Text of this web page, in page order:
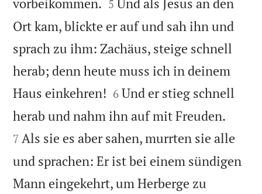
5
Ort kam, blickte er auf und sah ihn und
sprach zu ihm: Zachäus, steige schnell
herab; denn heute muss ich in deinem
Haus einkehren! 

6 Und er stieg schnell
herab und nahm ihn auf mit Freuden.
7 Als sie es aber sahen, murrten sie alle
und sprachen: Er ist bei einem sündigen
Mann eingekehrt, um Herberge zu